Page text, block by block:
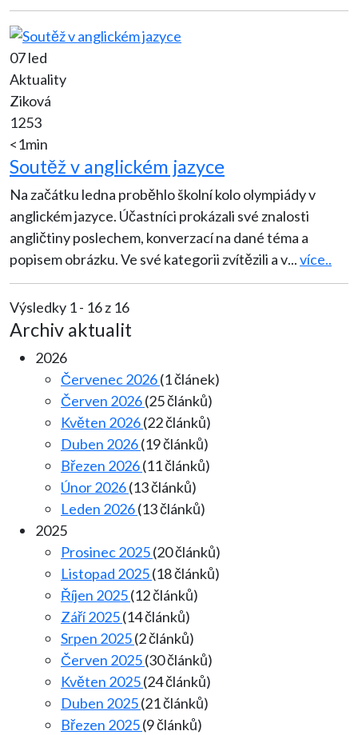
07 led
Aktuality
Ziková
1253
<1min
Soutěž v anglickém jazyce
Na začátku ledna proběhlo školní kolo olympiády v
anglickém jazyce. Účastníci prokázali své znalosti
angličtiny poslechem, konverzací na dané téma a
popisem obrázku. Ve své kategorii zvítězili a v...více..
Výsledky 1 - 16 z 16
Archiv aktualit
2026
Červenec 2026(1 článek)
Červen 2026(25 článků)
Květen 2026(22 článků)
Duben 2026(19 článků)
Březen 2026(11 článků)
Únor 2026(13 článků)
Leden 2026(13 článků)
2025
Prosinec 2025(20 článků)
Listopad 2025(18 článků)
Říjen 2025(12 článků)
Září 2025(14 článků)
Srpen 2025(2 článků)
Červen 2025(30 článků)
Květen 2025(24 článků)
Duben 2025(21 článků)
Březen 2025(9 článků)